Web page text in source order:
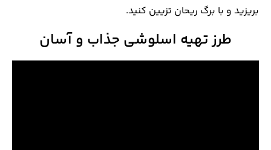
بریزید و با برگ ریحان تزیین کنید.
طرز تهیه اسلوشی جذاب و آسان